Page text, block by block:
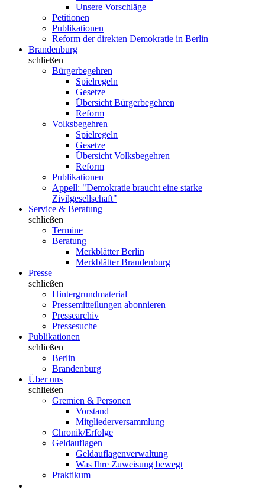
Unsere Vorschläge
Petitionen
Publikationen
Reform der direkten Demokratie in Berlin
Brandenburg
schließen
Bürgerbegehren
Spielregeln
Gesetze
Übersicht Bürgerbegehren
Reform
Volksbegehren
Spielregeln
Gesetze
Übersicht Volksbegehren
Reform
Publikationen
Appell: "Demokratie braucht eine starke
Zivilgesellschaft"
Service & Beratung
schließen
Termine
Beratung
Merkblätter Berlin
Merkblätter Brandenburg
Presse
schließen
Hintergrundmaterial
Pressemitteilungen abonnieren
Pressearchiv
Pressesuche
Publikationen
schließen
Berlin
Brandenburg
Über uns
schließen
Gremien & Personen
Vorstand
Mitgliederversammlung
Chronik/Erfolge
Geldauflagen
Geldauflagenverwaltung
Was Ihre Zuweisung bewegt
Praktikum